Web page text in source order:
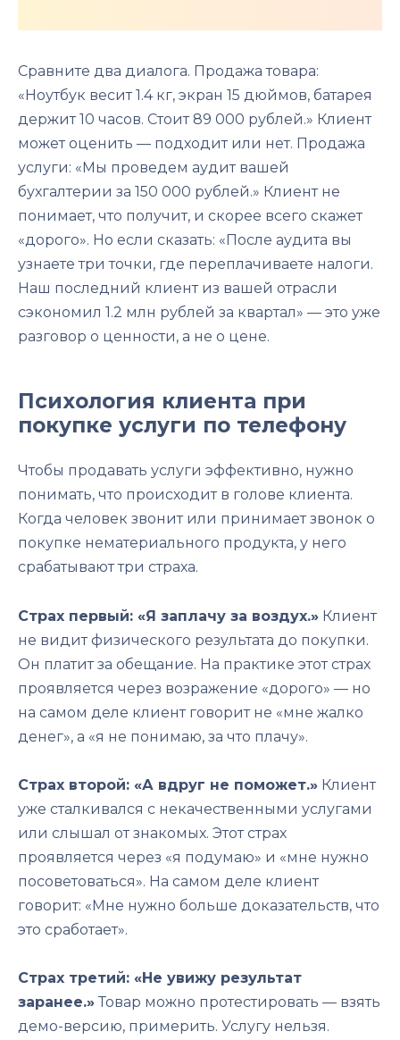
Сравните два диалога. Продажа товара:
«Ноутбук весит 1.4 кг, экран 15 дюймов, батарея
держит 10 часов. Стоит 89 000 рублей.» Клиент
может оценить — подходит или нет. Продажа
услуги: «Мы проведем аудит вашей
бухгалтерии за 150 000 рублей.» Клиент не
понимает, что получит, и скорее всего скажет
«дорого». Но если сказать: «После аудита вы
узнаете три точки, где переплачиваете налоги.
Наш последний клиент из вашей отрасли
сэкономил 1.2 млн рублей за квартал» — это уже
разговор о ценности, а не о цене.
Психология клиента при
покупке услуги по телефону
Чтобы продавать услуги эффективно, нужно
понимать, что происходит в голове клиента.
Когда человек звонит или принимает звонок о
покупке нематериального продукта, у него
срабатывают три страха.
Страх первый: «Я заплачу за воздух.» Клиент
не видит физического результата до покупки.
Он платит за обещание. На практике этот страх
проявляется через возражение «дорого» — но
на самом деле клиент говорит не «мне жалко
денег», а «я не понимаю, за что плачу».
Страх второй: «А вдруг не поможет.» Клиент
уже сталкивался с некачественными услугами
или слышал от знакомых. Этот страх
проявляется через «я подумаю» и «мне нужно
посоветоваться». На самом деле клиент
говорит: «Мне нужно больше доказательств, что
это сработает».
Страх третий: «Не увижу результат
заранее.» Товар можно протестировать — взять
демо-версию, примерить. Услугу нельзя.